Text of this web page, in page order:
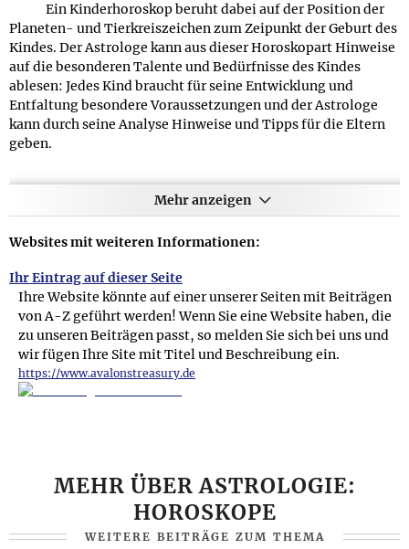
Ein Kinderhoroskop beruht dabei auf der Position der
Planeten- und Tierkreiszeichen zum Zeipunkt der Geburt des
Kindes. Der Astrologe kann aus dieser Horoskopart Hinweise
auf die besonderen Talente und Bedürfnisse des Kindes
ablesen: Jedes Kind braucht für seine Entwicklung und
Entfaltung besondere Voraussetzungen und der Astrologe
kann durch seine Analyse Hinweise und Tipps für die Eltern
geben.
Das Kinderhoroskop ist daher ein beliebtes
Geburtstagsgeschenk, dass man den jungen Eltern als
besonderes persönliches Geschenk zur Geburt eines Kindes
überreichen kann. Man sollte allerdings darauf achten, dass
vom erstellenden Astrologen beigelegt wurde, damit die
Eltern den vollen Nutzen aus dem Horoskop ziehen können.
Denn schließlich soll dieses Geschenk nicht nur ihnen,
sondern vor allem auch dem Kind selbst zu Gute kommen,
und erst die Analyse ermöglicht es den Eltern, die
Bedürfnisse und Talente ihres Kindes aus astrologischer
Sicht zu erkennen und zu fördern.
Mehr anzeigen
Websites mit weiteren Informationen:
Ihr Eintrag auf dieser Seite
Ihre Website könnte auf einer unserer Seiten mit Beiträgen
von A-Z geführt werden! Wenn Sie eine Website haben, die
zu unseren Beiträgen passt, so melden Sie sich bei uns und
wir fügen Ihre Site mit Titel und Beschreibung ein.
https://www.avalonstreasury.de
MEHR ÜBER ASTROLOGIE:
HOROSKOPE
WEITERE BEITRÄGE ZUM THEMA